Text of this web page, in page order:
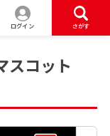
ログイン さがす
スコット